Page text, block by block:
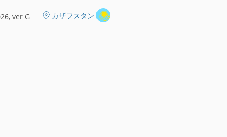
ver G カザフスタン